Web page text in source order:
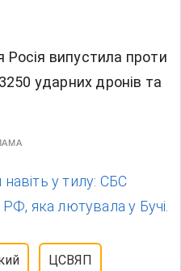
випустила проти
ударних дронів та
у тилу: СБС
яка лютувала у Бучі.
ЦСВЯП